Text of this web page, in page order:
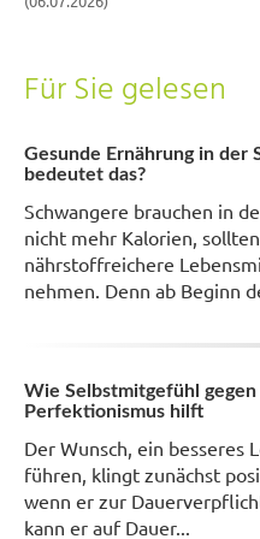
Für Sie gelesen
Gesunde Ernährung in der
bedeutet das?
Schwangere brauchen in
nicht mehr Kalorien,
nährstoffreichere
nehmen. Denn ab Beginn
Wie Selbstmitgefühl
Perfektionismus hilft
Der Wunsch, ein besseres
führen, klingt zunächst
wenn er zur
kann er auf Dauer...